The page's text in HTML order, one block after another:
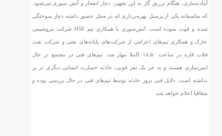
آماده‌سازی، هنگام تزریق گاز به این تجهیز، دچار انفجار و آتش سوزی می‌شود.
که متاسفانه یکی از پرسنل بهره‌برداری که در محل حضور داشته دچار سوختگی
شده و فوت نموده است. آتش‌سوزی با همکاری تیم HSE شرکت پتروشیمی
خارک و همکاری تیم‌های اعزامی از شرکت‌های پایانه‌های نفتی و شرکت نفت
فلات قاره در ساعت ١٨:۵٠ کاملا مهار شد. تیم‌های فنی در مجتمع در حال
ایمن‌سازی هستند و به جز یک نفر فوتی، حادثه خسارت انسانی دیگری در بر
نداشته است. دلایل فنی بروز حادثه توسط تیم‌های فنی در حال بررسی بوده و
متعاقبا اعلام خواهد شد.